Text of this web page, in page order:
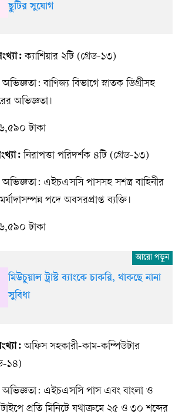
ছুটির সুযোগ
ক্যাশিয়ার ২টি (গ্রেড-১৩)
বাণিজ্য বিভাগে স্নাতক ডিগ্রীসহ
অভিজ্ঞতা।
টাকা
নিরাপত্তা পরিদর্শক ৪টি (গ্রেড-১৩)
এইচএসসি পাসসহ সশস্ত্র বাহিনীর
পদে অবসরপ্রাপ্ত ব্যক্তি।
টাকা
মিউচুয়াল ট্রাস্ট ব্যাংকে চাকরি, থাকছে নানা
সুবিধা
অফিস সহকারী-কাম-কম্পিউটার
১৪)
অভিজ্ঞতা: এইচএসসি পাস এবং বাংলা ও
প্রতি মিনিটে যথাক্রমে ২৫ ও ৩০ শব্দের